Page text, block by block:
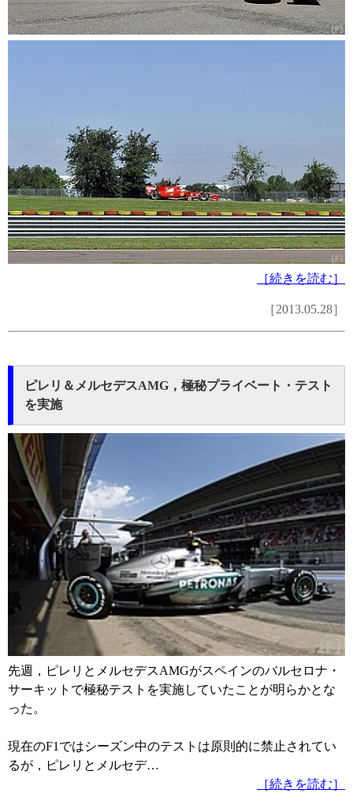
［続きを読む］
［2013.05.28］
ピレリ＆メルセデスAMG，極秘プライベート・テスト
を実施
先週，ピレリとメルセデスAMGがスペインのバルセロナ・
サーキットで極秘テストを実施していたことが明らかとな
った。
現在のF1ではシーズン中のテストは原則的に禁止されてい
るが，ピレリとメルセデ…
［続きを読む］